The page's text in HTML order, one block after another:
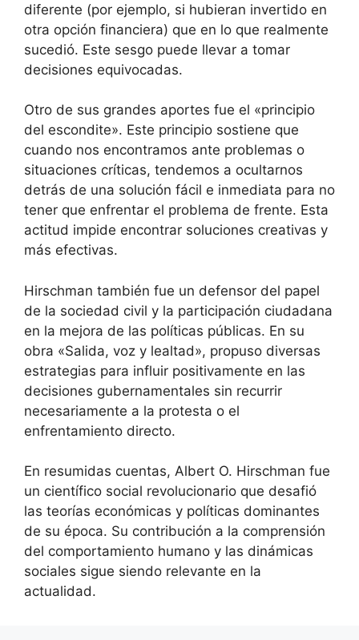
diferente (por ejemplo, si hubieran invertido en
otra opción financiera) que en lo que realmente
sucedió. Este sesgo puede llevar a tomar
decisiones equivocadas.
Otro de sus grandes aportes fue el «principio
del escondite». Este principio sostiene que
cuando nos encontramos ante problemas o
situaciones críticas, tendemos a ocultarnos
detrás de una solución fácil e inmediata para no
tener que enfrentar el problema de frente. Esta
actitud impide encontrar soluciones creativas y
más efectivas.
Hirschman también fue un defensor del papel
de la sociedad civil y la participación ciudadana
en la mejora de las políticas públicas. En su
obra «Salida, voz y lealtad», propuso diversas
estrategias para influir positivamente en las
decisiones gubernamentales sin recurrir
necesariamente a la protesta o el
enfrentamiento directo.
En resumidas cuentas, Albert O. Hirschman fue
un científico social revolucionario que desafió
las teorías económicas y políticas dominantes
de su época. Su contribución a la comprensión
del comportamiento humano y las dinámicas
sociales sigue siendo relevante en la
actualidad.